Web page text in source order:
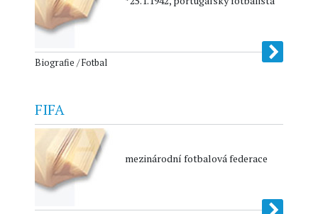
Biografie / Fotbal
FIFA
mezinárodní fotbalová federace